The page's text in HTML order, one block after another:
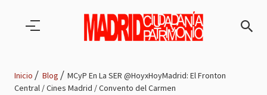
Inicio Blog
MCyP En La SER @HoyxHoyMadrid: El Fronton
Central / Cines Madrid / Convento del Carmen